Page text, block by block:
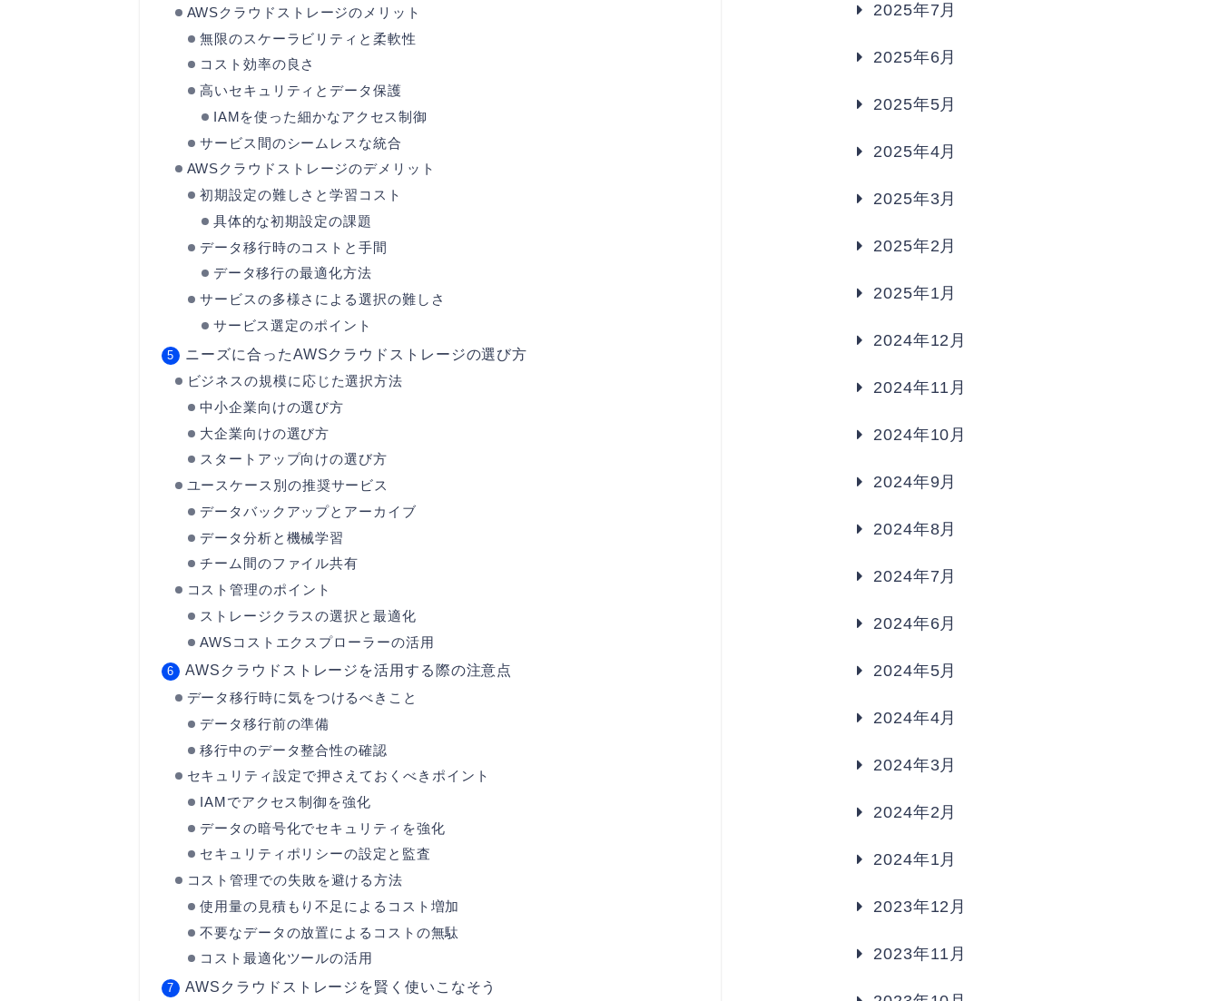
AWSクラウドストレージのメリット
無限のスケーラビリティと柔軟性
コスト効率の良さ
高いセキュリティとデータ保護
IAMを使った細かなアクセス制御
サービス間のシームレスな統合
AWSクラウドストレージのデメリット
初期設定の難しさと学習コスト
具体的な初期設定の課題
データ移行時のコストと手間
データ移行の最適化方法
サービスの多様さによる選択の難しさ
サービス選定のポイント
ニーズに合ったAWSクラウドストレージの選び方
ビジネスの規模に応じた選択方法
中小企業向けの選び方
大企業向けの選び方
スタートアップ向けの選び方
ユースケース別の推奨サービス
データバックアップとアーカイブ
データ分析と機械学習
チーム間のファイル共有
コスト管理のポイント
ストレージクラスの選択と最適化
AWSコストエクスプローラーの活用
AWSクラウドストレージを活用する際の注意点
データ移行時に気をつけるべきこと
データ移行前の準備
移行中のデータ整合性の確認
セキュリティ設定で押さえておくべきポイント
IAMでアクセス制御を強化
データの暗号化でセキュリティを強化
セキュリティポリシーの設定と監査
コスト管理での失敗を避ける方法
使用量の見積もり不足によるコスト増加
不要なデータの放置によるコストの無駄
コスト最適化ツールの活用
AWSクラウドストレージを賢く使いこなそう
2025年7月
2025年6月
2025年5月
2025年4月
2025年3月
2025年2月
2025年1月
2024年12月
2024年11月
2024年10月
2024年9月
2024年8月
2024年7月
2024年6月
2024年5月
2024年4月
2024年3月
2024年2月
2024年1月
2023年12月
2023年11月